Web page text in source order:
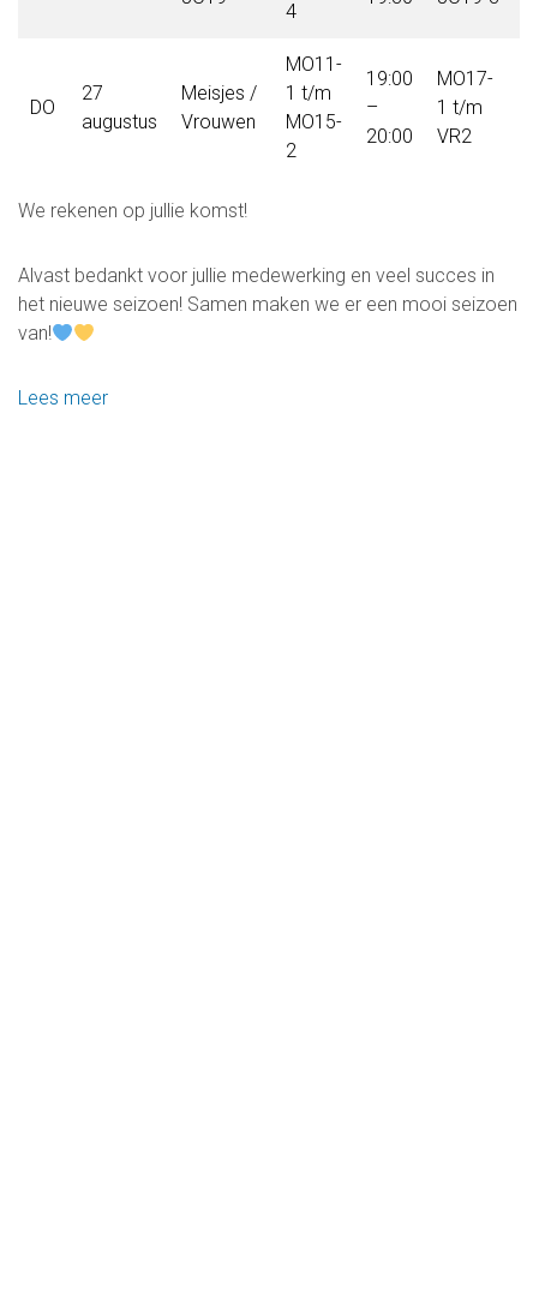
4
DO
27
augustus
Meisjes /
Vrouwen
MO11-
1 t/m
MO15-
2
19:00
–
20:00
MO17-
1 t/m
VR2
We rekenen op jullie komst!
Alvast bedankt voor jullie medewerking en veel succes in
het nieuwe seizoen! Samen maken we er een mooi seizoen
van!
Lees meer